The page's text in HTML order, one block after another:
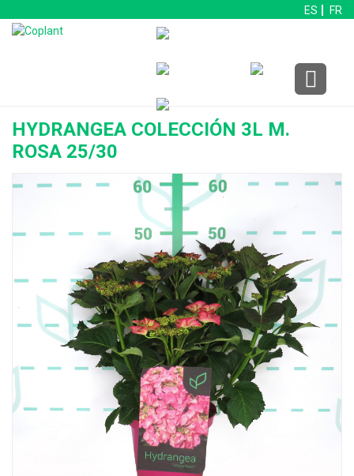
ES FR
HYDRANGEA COLECCIÓN 3L M.
ROSA 25/30